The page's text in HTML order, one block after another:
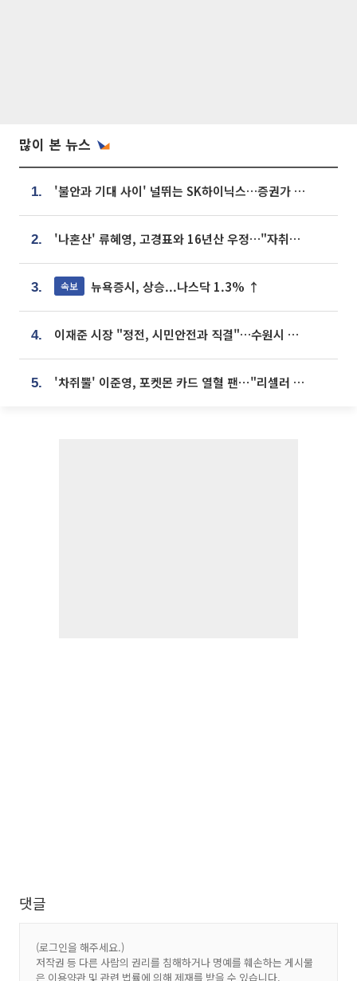
많이 본 뉴스
1. '불안과 기대 사이' 널뛰는 SK하이닉스…증권가 "HBM4·LTA 기반 펀터멘털 견고"
2. '나혼산' 류혜영, 고경표와 16년산 우정…"자취방서 부모님과 마주쳐"
3. 속보 뉴욕증시, 상승...나스닥 1.3% ↑
4. 이재준 시장 "정전, 시민안전과 직결"…수원시 비상대응체계 가동
5. '차쥐뿔' 이준영, 포켓몬 카드 열혈 팬⋯"리셀러 처단할 것"
댓글